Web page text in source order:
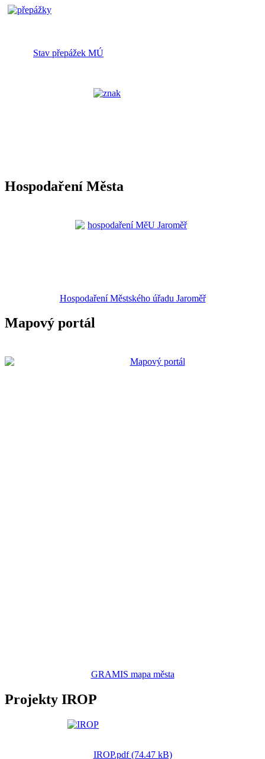
Stav přepážek MÚ
Hospodaření Města
Hospodaření Městského úřadu Jaroměř
Mapový portál
GRAMIS mapa města
Projekty IROP
IROP.pdf (74.47 kB)